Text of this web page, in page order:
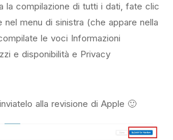
la compilazione di tutti i dati, fate clic
nel menu di sinistra (che appare nella
le voci Informazioni
e disponibilità e Privacy
alla revisione di Apple 🙂